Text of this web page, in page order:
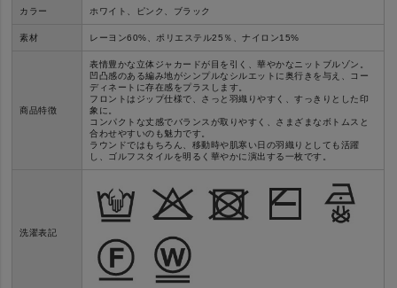
カラー ホワイト、ピンク、 ブラック
素材 レーヨン60%、ポリエステル25％、ナイロン15%
商品特徴
表情豊かな立体ジャカードが目を引く、華やかなニットブルゾン。
凹凸感のある編み地がシンプルなシルエットに奥行きを与え、コー
ディネートに存在感をプラスします。
フロントはジップ仕様で、さっと羽織りやすく、すっきりとした印
象に。
コンパクトな丈感でバランスが取りやすく、さまざまなボトムスと
合わせやすいのも魅力です。
ラウンドではもちろん、移動時や肌寒い日の羽織りとしても活躍
し、ゴルフスタイルを明るく華やかに演出する一枚です。
洗濯表記